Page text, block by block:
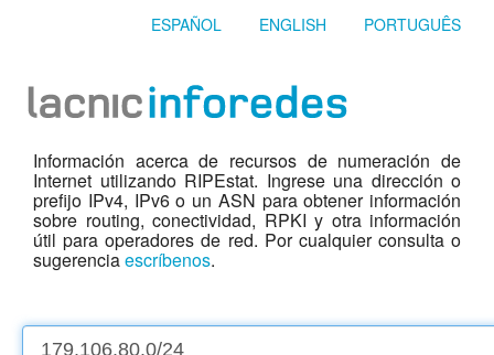
ESPAÑOL ENGLISH PORTUGUÊS
Información acerca de recursos de numeración de
Internet utilizando RIPEstat. Ingrese una dirección o
prefijo IPv4, IPv6 o un ASN para obtener información
sobre routing, conectividad, RPKI y otra información
útil para operadores de red. Por cualquier consulta o
sugerenciaescríbenos.